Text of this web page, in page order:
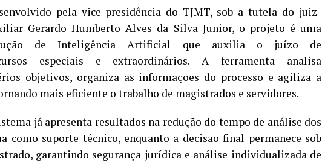
pela vice-presidência do TJMT, sob a tutela do juiz-
Gerardo Humberto Alves da Silva Junior, o projeto é uma
de Inteligência Artificial que auxilia o juízo de
especiais e extraordinários. A ferramenta analisa
objetivos, organiza as informações do processo e agiliza a
mais eficiente o trabalho de magistrados e servidores.
já apresenta resultados na redução do tempo de análise dos
como suporte técnico, enquanto a decisão final permanece sob
garantindo segurança jurídica e análise individualizada de